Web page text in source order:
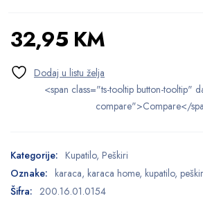
32,95 KM
<span class="ts-tooltip button-tooltip"
compare">Compare</
Kategorije: Kupatilo, Peškiri
Oznake: karaca, karaca home, kupatilo, peškir
Šifra: 200.16.01.0154